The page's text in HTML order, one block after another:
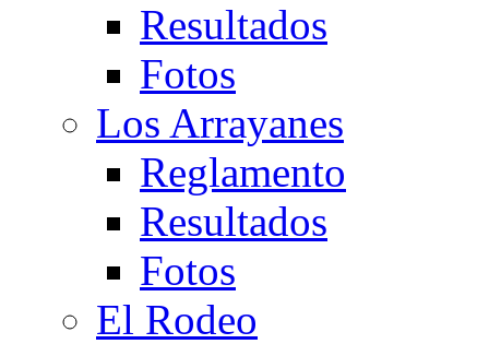
Resultados
Fotos
Los Arrayanes
Reglamento
Resultados
Fotos
El Rodeo